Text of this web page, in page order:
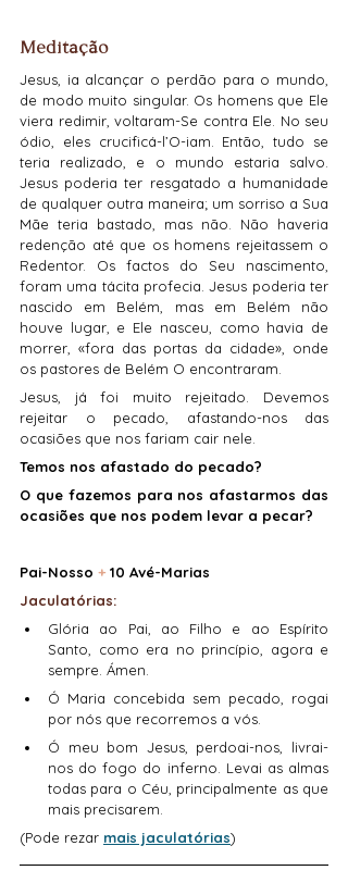
Meditação
Jesus, ia alcançar o perdão para o mundo,
de modo muito singular. Os homens que Ele
viera redimir, voltaram-Se contra Ele. No seu
ódio, eles crucificá-l’O-iam. Então, tudo se
teria realizado, e o mundo estaria salvo.
Jesus poderia ter resgatado a humanidade
de qualquer outra maneira; um sorriso a Sua
Mãe teria bastado, mas não. Não haveria
redenção até que os homens rejeitassem o
Redentor. Os factos do Seu nascimento,
foram uma tácita profecia. Jesus poderia ter
nascido em Belém, mas em Belém não
houve lugar, e Ele nasceu, como havia de
morrer, «fora das portas da cidade», onde
os pastores de Belém O encontraram.
Jesus, já foi muito rejeitado. Devemos
rejeitar o pecado, afastando-nos das
ocasiões que nos fariam cair nele.
Temos nos afastado do pecado?
O que fazemos para nos afastarmos das
ocasiões que nos podem levar a pecar?
Pai-Nosso + 10 Avé-Marias
Jaculatórias:
Glória ao Pai, ao Filho e ao Espírito
Santo, como era no princípio, agora e
sempre. Ámen.
Ó Maria concebida sem pecado, rogai
por nós que recorremos a vós.
Ó meu bom Jesus, perdoai-nos, livrai-
nos do fogo do inferno. Levai as almas
todas para o Céu, principalmente as que
mais precisarem.
(Pode rezar mais jaculatórias)